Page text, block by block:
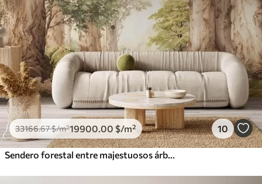
33166.67$/m²19900 .00 $/m² 10